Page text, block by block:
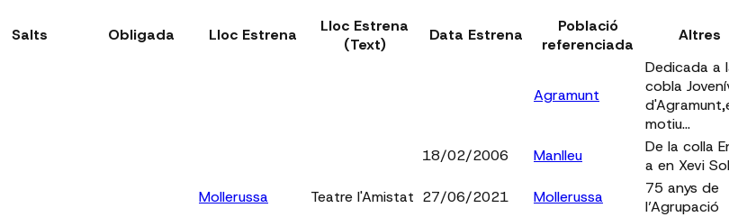
Salts Obligada Lloc Estrena
Lloc Estrena
(Text)
Data Estrena
Població
referenciada
Altres
Agramunt
Dedicada a
cobla
motiu...
18/02/2006 Manlleu
De la colla
a en Xevi
Mollerussa Teatre l'Amistat 27/06/2021 Mollerussa
75 anys de
l’Agrupació